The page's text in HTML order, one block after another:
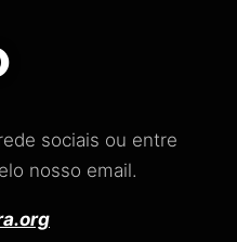
sociais ou entre
nosso email.